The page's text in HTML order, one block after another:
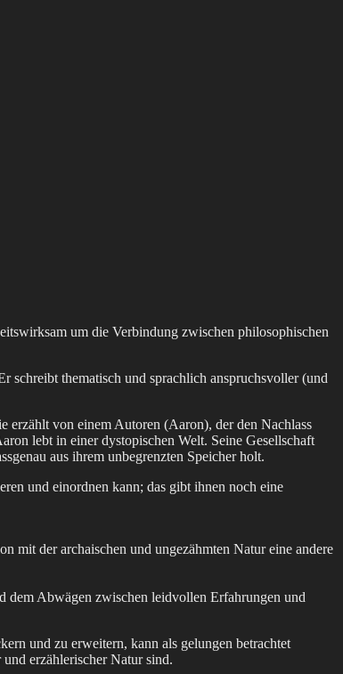
um die Verbindung zwischen philosophischen
thematisch und sprachlich anspruchsvoller (und
erzählt von einem Autoren (Aaron), der den Nachlass
lebt in einer dystopischen Welt. Seine Gesellschaft
aus ihrem unbegrenzten Speicher holt.
und einordnen kann; das gibt ihnen noch eine
mit der archaischen und ungezähmten Natur eine andere
dem Abwägen zwischen leidvollen Erfahrungen und
und zu erweitern, kann als gelungen betrachtet
erzählerischer Natur sind.